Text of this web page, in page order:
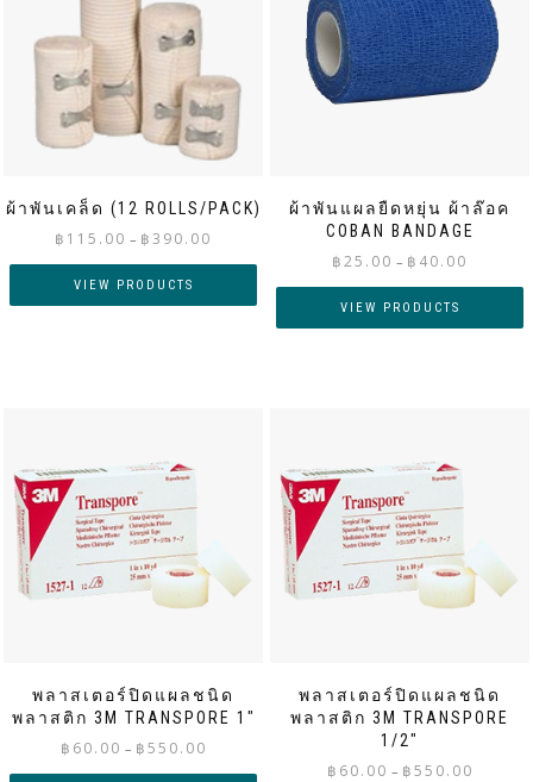
ผ้าพันเคล็ด (12 ROLLS/PACK)
฿ 115.00 – ฿390.00
through
VIEW PRODUCTS
ผ้าพันแผลยืดหยุ่น ผ้าล๊อค
COBAN BANDAGE
฿25.00 – ฿ 40.00
through
VIEW PRODUCTS
พลาสเตอร์ปิดแผลชนิด
พลาสติก 3M TRANSPORE 1″
฿ 60.00 – ฿550.00
พลาสเตอร์ปิดแผลชนิด
พลาสติก 3M TRANSPORE
1/2″
฿ 60.00 – ฿550.00